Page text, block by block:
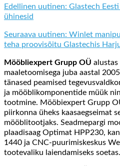
Edellinen uutinen: Glastech
ühinesid
Seuraava uutinen: Winlet
teha proovisõitu Glastechis
Mööbliexpert Grupp OÜ
maaletoomisega juba aastal
tänased peamised
ja mööblikomponentide müük
tootmine. Mööbiexpert Grupp
piirkonna üheks kaasaegseimat
mööblitootjaks. Seadmepargi
plaadisaag Optimat HPP230,
1440 ja CNC-puurimiskeskus
tootevaliku laiendamiseks soetas.